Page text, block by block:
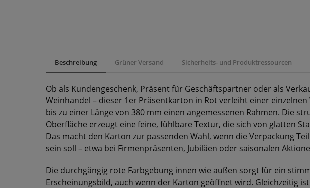
Beschreibung Grüner Versand Sicherheits- und Produktressourcen
Ob als Kundengeschenk, Präsent für Geschäftspartner oder als
Weinhandel – dieser 1er Präsentkarton in Rot verleiht einer einzelnen
bis zu einer Länge von 380 mm einen angemessenen Rahmen. Die
Oberfläche erzeugt eine feine, fühlbare Textur, die sich von glatten
Das macht den Karton zur passenden Wahl, wenn die Verpackung
sein soll – etwa bei Firmenpräsenten, Jubiläen oder saisonalen
Die durchgängig rote Farbgebung innen wie außen sorgt für ein
Erscheinungsbild, auch wenn der Karton geöffnet wird. Gleichzeitig